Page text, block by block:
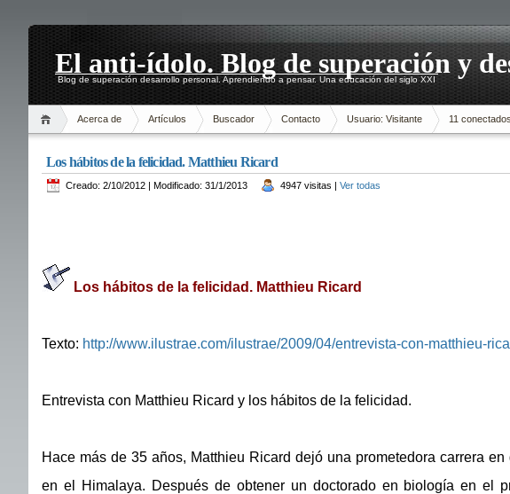
El anti-ídolo. Blog de superación y
Blog de superación desarrollo personal. Aprendiendo a pensar. Una educación del siglo XXI
Acerca de Artículos Buscador Contacto Usuario: Visitante 11 conectados
Los hábitos de la felicidad. Matthieu Ricard
Creado: 2/10/2012 | Modificado: 31/1/2013 4947 visitas | Ver todas
Los hábitos de la felicidad. Matthieu Ricard
Texto: http://www.ilustrae.com/ilustrae/2009/04/entrevista-con-matthieu-
Entrevista con Matthieu Ricard y los hábitos de la felicidad.
Hace más de 35 años, Matthieu Ricard dejó una prometedora carrera
en el Himalaya. Después de obtener un doctorado en biología en el